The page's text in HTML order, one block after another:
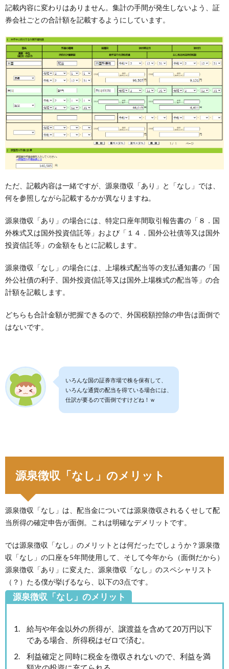
記載内容に変わりはありません。集計の手間が発生しないよう、証
券会社ごとの合計額を記載するようにしています。
ただ、記載内容は一緒ですが、源泉徴収「あり」と「なし」では、
何を参照しながら記載するかが異なりますね。
源泉徴収「あり」の場合には、特定口座年間取引報告書の「８．国
外株式又は国外投資信託等」および「１４．国外公社債等又は国外
投資信託等」の金額をもとに記載します。
源泉徴収「なし」の場合には、上場株式配当等の支払通知書の「国
外公社債の利子、国外投資信託等又は国外上場株式の配当等」の合
計額を記載します。
どちらも合計金額が把握できるので、外国税額控除の申告は面倒で
はないです。
いろんな国の証券市場で株を保有して、
いろんな通貨の配当を得ている場合には、
仕訳が要るので面倒ですけどね！ｗ
源泉徴収「なし」のメリット
源泉徴収「なし」は、配当金については源泉徴収されるくせして配
当所得の確定申告が面倒。これは明確なデメリットです。
では源泉徴収「なし」のメリットとは何だったでしょうか？源泉徴
収「なし」の口座を5年間使用して、そして今年から（面倒だから）
源泉徴収「あり」に変えた、源泉徴収「なし」のスペシャリスト
（？）たる僕が挙げるなら、以下の3点です。
源泉徴収「なし」のメリット
給与や年金以外の所得が、譲渡益を含めて20万円以下
である場合、所得税はゼロで済む。
利益確定と同時に税金を徴収されないので、利益を満